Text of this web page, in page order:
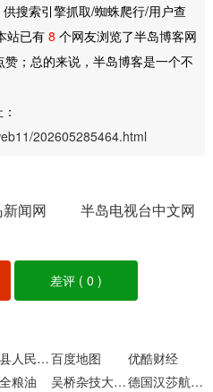
搜索引擎抓取/蜘蛛爬行/用户查
站已有 8 个网友浏览了半岛博客网
；总的来说，半岛博客是一个不
202605285464.html
闻网
半岛电视台中文网
差评 ( 0 )
大埔县人民政府门户网站百度地图
优酷财经
粮油 吴桥杂技大世界官方网站
德国汉莎航空官网